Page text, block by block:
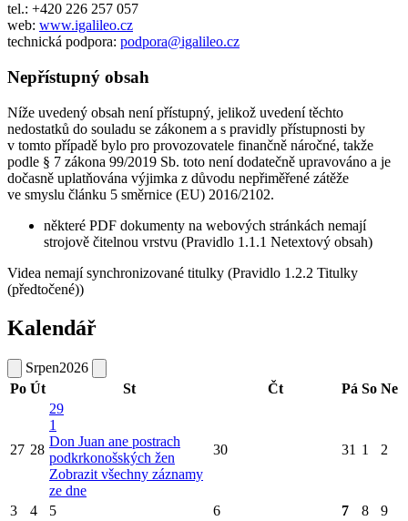
tel.: +420 226 257 057
web: www.igalileo.cz
technická podpora: podpora@igalileo.cz
Nepřístupný obsah
Níže uvedený obsah není přístupný, jelikož uvedení těchto
nedostatků do souladu se zákonem a s pravidly přístupnosti by
v tomto případě bylo pro provozovatele finančně náročné, takže
podle § 7 zákona 99/2019 Sb. toto není dodatečně upravováno a je
dočasně uplatňována výjimka z důvodu nepřiměřené zátěže
ve smyslu článku 5 směrnice (EU) 2016/2102.
některé PDF dokumenty na webových stránkách nemají
strojově čitelnou vrstvu (Pravidlo 1.1.1 Netextový obsah)
Videa nemají synchronizované titulky (Pravidlo 1.2.2 Titulky
(předtočené))
Kalendář
Srpen2026
Po Út St Čt Pá So Ne
27 28
29
1
Don Juan ane postrach
podkrkonošských žen
Zobrazit všechny záznamy
ze dne
30 31 1 2
3 4 5 6 7 8 9